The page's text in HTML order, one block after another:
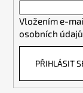
Vložením e-
osobních údajů
PŘIHLÁSIT